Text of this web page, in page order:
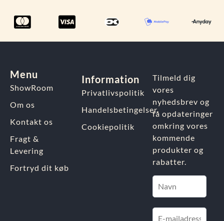
Menu
ShowRoom
Om os
Kontakt os
Fragt &
Levering
Fortryd dit køb
Information
Privatlivspolitik
Handelsbetingelser
Cookiepolitik
Tilmeld dig
vores
nyhedsbrev og
få opdateringer
omkring vores
kommende
produkter og
rabatter.